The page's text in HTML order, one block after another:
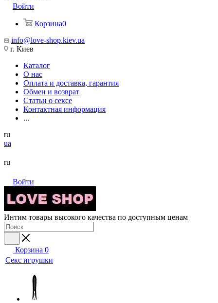
Войти
Корзина0
info@love-shop.kiev.ua
г. Киев
Каталог
О нас
Оплата и доставка, гарантия
Обмен и возврат
Статьи о сексе
Контактная информация
...
ru
ua
ru
Войти
Интим товары высокого качества по доступным ценам
Корзина 0
Секс игрушки